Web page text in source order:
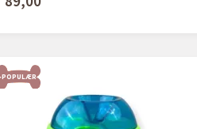
POPULÆR